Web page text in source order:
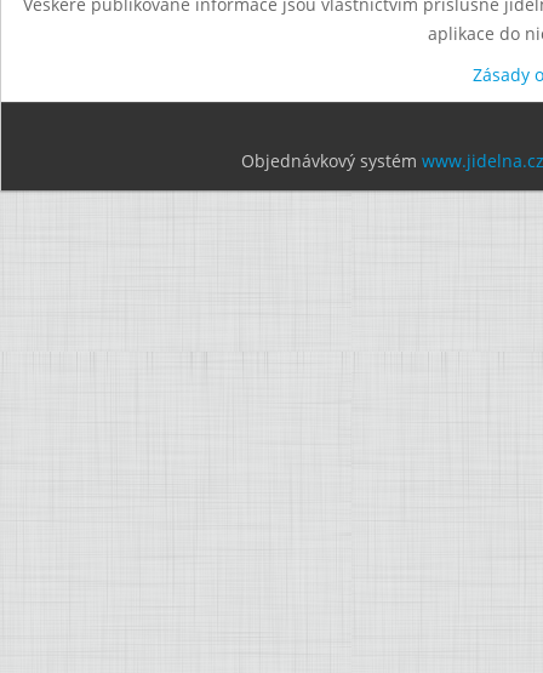
aplikace do
Zásady
Objednávkový systém www.jidelna.cz